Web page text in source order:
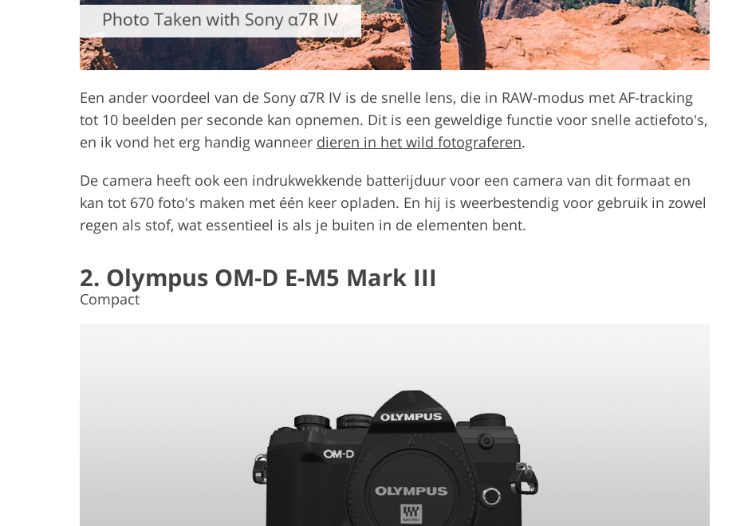
Een ander voordeel van de Sony α7R IV is de snelle lens, die in RAW-modus met AF-tracking
tot 10 beelden per seconde kan opnemen. Dit is een geweldige functie voor snelle actiefoto's,
en ik vond het erg handig wanneer dieren in het wild fotograferen.
De camera heeft ook een indrukwekkende batterijduur voor een camera van dit formaat en
kan tot 670 foto's maken met één keer opladen. En hij is weerbestendig voor gebruik in zowel
regen als stof, wat essentieel is als je buiten in de elementen bent.
2. Olympus OM-D E-M5 Mark III
Compact